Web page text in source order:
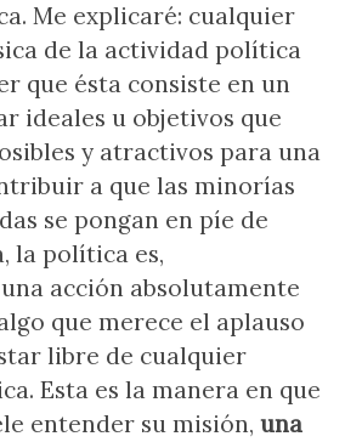
Me explicaré: cualquier
de la actividad política
que ésta consiste en un
ideales u objetivos que
y atractivos para una
a que las minorías
se pongan en píe de
la política es,
acción absolutamente
que merece el aplauso
libre de cualquier
Esta es la manera en que
entender su misión, una